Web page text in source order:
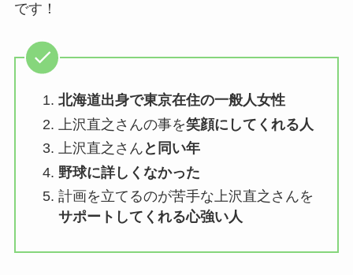
です！
北海道出身で東京在住の一般人女性
上沢直之さんの事を笑顔にしてくれる人
上沢直之さん と同い年
野球に詳しくなかった
計画を立てるのが苦手な上沢直之さんを
サポートしてくれる心強い人